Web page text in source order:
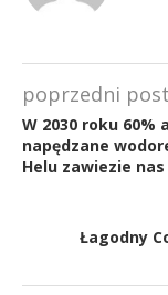
poprzedni post
W 2030 roku 60%
napędzane
Helu zawiezie
Łagodny